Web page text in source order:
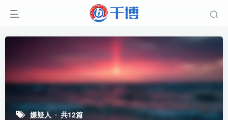
嫌疑人 共12篇